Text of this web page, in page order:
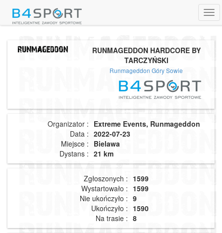
RUNMAGEDDON HARDCORE BY
TARCZYŃSKI
Runmageddon Góry Sowie
Organizator : Extreme Events, Runmageddon
Data : 2022-07-23
Miejsce : Bielawa
Dystans : 21 km
Zgłoszonych : 1599
Wystartowało : 1599
Nie ukończyło : 9
Ukończyło : 1590
Na trasie : 8